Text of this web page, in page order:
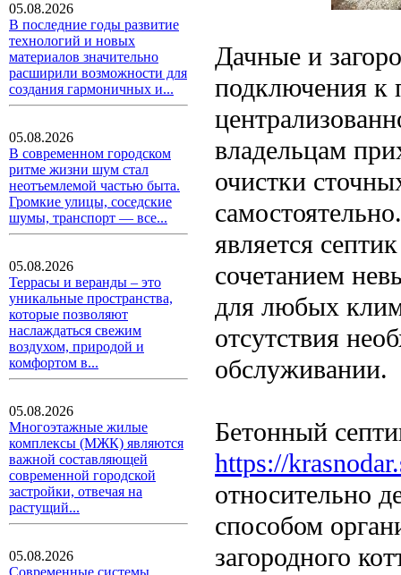
05.08.2026
В последние годы развитие
технологий и новых
материалов значительно
расширили возможности для
создания гармоничных и...
05.08.2026
В современном городском
ритме жизни шум стал
неотъемлемой частью быта.
Громкие улицы, соседские
шумы, транспорт — все...
05.08.2026
Террасы и веранды – это
уникальные пространства,
которые позволяют
наслаждаться свежим
воздухом, природой и
комфортом в...
05.08.2026
Многоэтажные жилые
комплексы (МЖК) являются
важной составляющей
современной городской
застройки, отвечая на
растущий...
05.08.2026
Современные системы
Дачные и
подключения к
владельцам
очистки
является
сочетанием
для любых
отсутствия
обслуживании.
Бетонный
https://
относительно
способом
загородного